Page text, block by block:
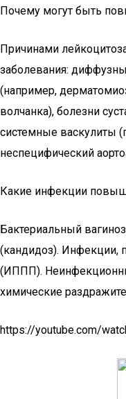
Почему могут быть
Причинами
заболевания:
(например,
волчанка), болезни
системные васкулиты
неспецифический
Какие инфекции
Бактериальный
(кандидоз). Инфекции,
(ИППП).
химические
https://youtube.com/